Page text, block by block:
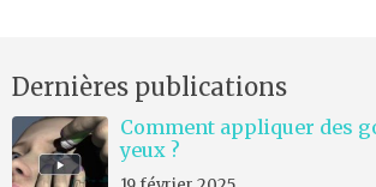
Dernières publications
Comment appliquer des
yeux ?